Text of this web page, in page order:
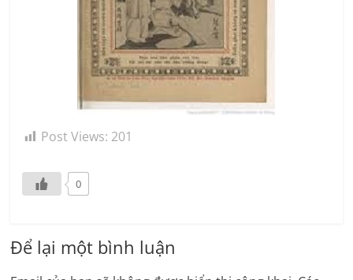
Post Views: 201
0
Để lại một bình luận